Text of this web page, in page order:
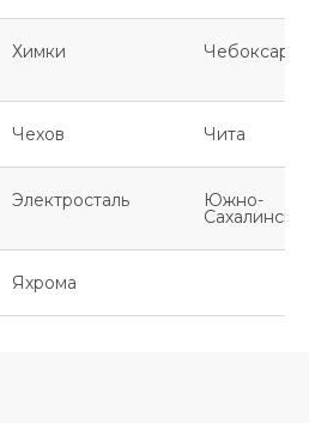
Химки Чебоксары
Чехов Чита
Электросталь Южно-
Сахалинск
Яхрома